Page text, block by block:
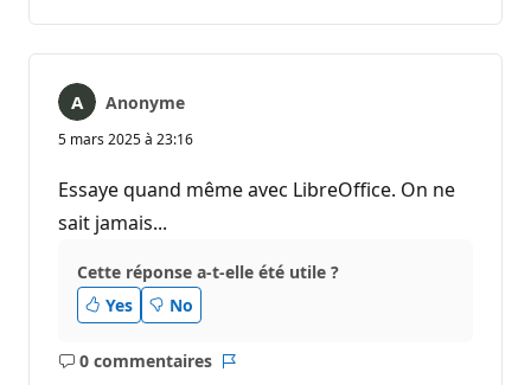
Anonyme
5 mars 2025 à 23:16
Essaye quand même avec LibreOffice. On ne
sait jamais...
Cette réponse a-t-elle été utile ?
Yes
No
0 commentaires
Aucun